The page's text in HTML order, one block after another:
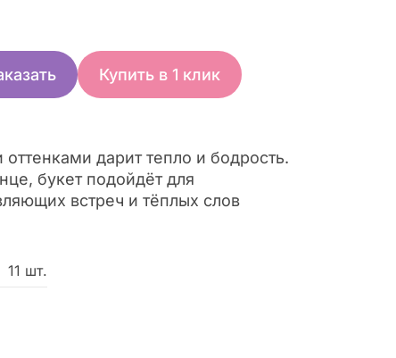
Купить в 1 клик
дарит тепло и бодрость.
букет подойдёт для
встреч и тёплых слов
11 шт.